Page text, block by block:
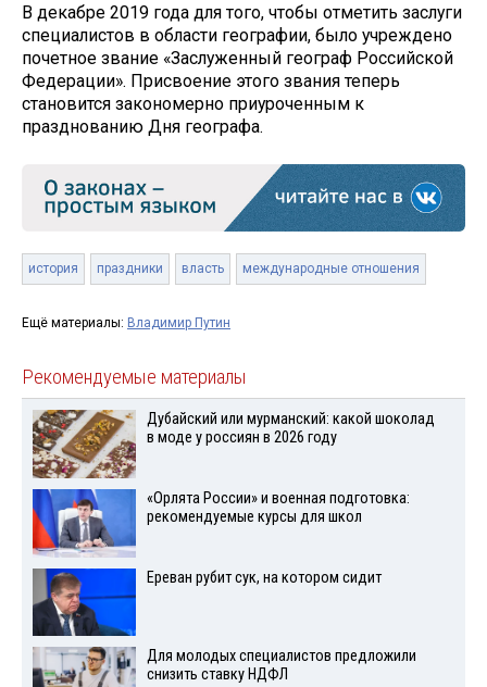
В декабре 2019 года для того, чтобы отметить заслуги
специалистов в области географии, было учреждено
почетное звание «Заслуженный географ Российской
Федерации». Присвоение этого звания теперь
становится закономерно приуроченным к
празднованию Дня географа.
история праздники власть международные отношения
Ещё материалы: Владимир Путин
Рекомендуемые материалы
Дубайский или мурманский: какой шоколад
в моде у россиян в 2026 году
«Орлята России» и военная подготовка:
рекомендуемые курсы для школ
Ереван рубит сук, на котором сидит
Для молодых специалистов предложили
снизить ставку НДФЛ